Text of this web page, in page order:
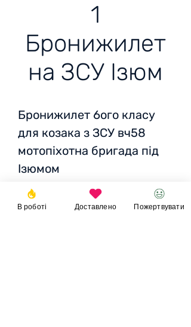
1
Бронижилет
на ЗСУ Ізюм
Бронижилет 6ого класу
для козака з ЗСУ вч58
мотопіхотна бригада під
Ізюмом
В роботі Доставлено Пожертвувати